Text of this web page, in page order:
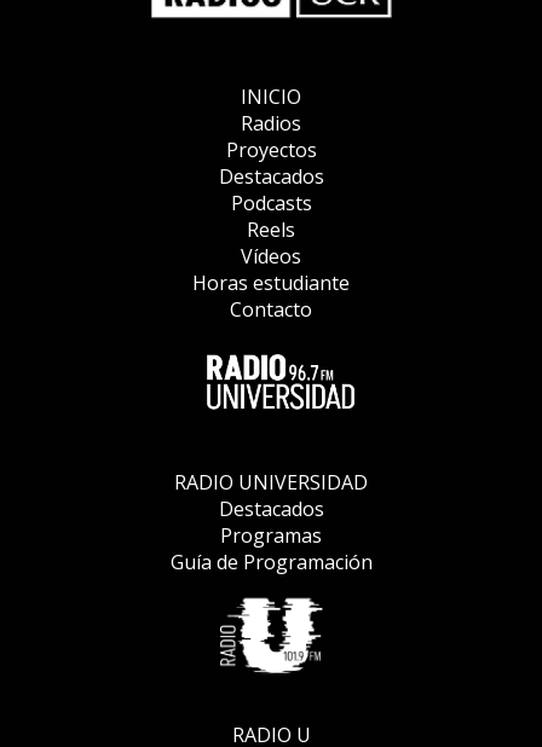
INICIO
Radios
Proyectos
Destacados
Podcasts
Reels
Vídeos
Horas estudiante
Contacto
RADIO UNIVERSIDAD
Destacados
Programas
Guía de Programación
RADIO U